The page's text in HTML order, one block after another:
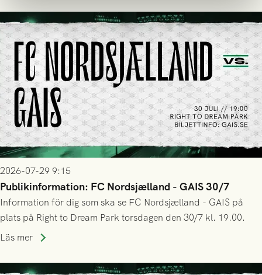
2026-07-29 9:15
Publikinformation: FC Nordsjælland - GAIS 30/7
Information för dig som ska se FC Nordsjælland - GAIS på
plats på Right to Dream Park torsdagen den 30/7 kl. 19.00.
Läs mer